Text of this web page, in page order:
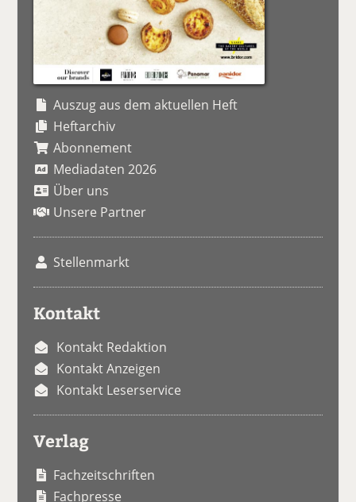
Auszug aus dem aktuellen Heft
Heftarchiv
Abonnement
Mediadaten 2026
Über uns
Unsere Partner
Stellenmarkt
Kontakt
Kontakt Redaktion
Kontakt Anzeigen
Kontakt Leserservice
Verlag
Fachzeitschriften
Fachpresse